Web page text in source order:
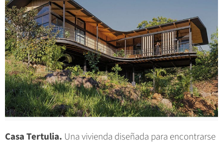
Casa Tertulia. Una vivienda diseñada para encontrarse